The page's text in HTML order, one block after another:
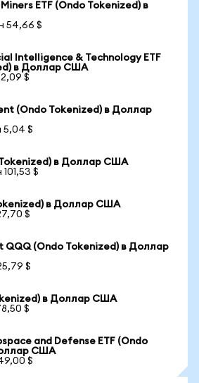
ETF (Ondo Tokenized) в
54,66 $
Intelligence & Technology ETF
в Доллар США
$
(Ondo Tokenized) в Доллар
5,04 $
Tokenized) в Доллар США
$
в Доллар США
$
QQQ (Ondo Tokenized) в Доллар
$
в Доллар США
$
and Defense ETF (Ondo
США
$